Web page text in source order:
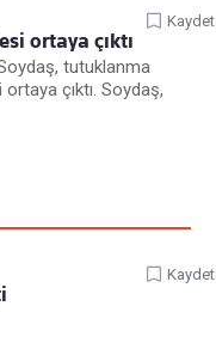
ortaya çıktı
Kaydet
tutuklanma
çıktı. Soydaş,
Kaydet